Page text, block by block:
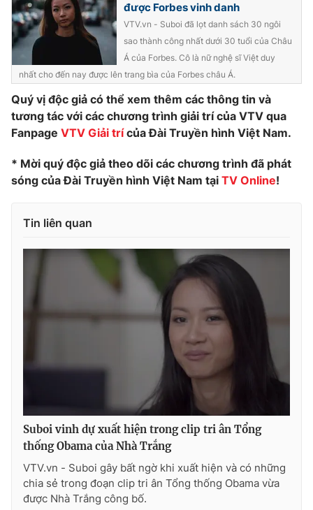
VTV Sức khoẻ Bất động sản
Thị trường 24h Tấm lòng Việt
VTV4 Vươn mình bằng AI
Liên hệ tòa soạn English
Cơ quan chủ quản:Đài Truyền hình Việt Nam
Thời báo VTV
Giấy phép hoạt động báo in và báo điện tử số 483/GP-BTTTT
cấp ngày 29/12/2023
Tổng Biên tập:Vũ Thanh Thủy
Phó Tổng Biên tập: Nguyễn Thị Mỹ Hạnh, Phạm Quốc Thắng,
Nguyễn Trọng Ninh
Tổng đài VTV:024.38 355 931 - 024.38 355 932
được Forbes vinh danh
VTV.vn - Suboi đã lọt danh sách 30 ngôi
sao thành công nhất dưới 30 tuổi của Châu
Á của Forbes. Cô là nữ nghệ sĩ Việt duy
nhất cho đến nay được lên trang bìa của Forbes châu Á.
Quý vị độc giả có thể xem thêm các thông tin và
tương tác với các chương trình giải trí của VTV qua
Fanpage VTV Giải trícủa Đài Truyền hình Việt Nam.
* Mời quý độc giả theo dõi các chương trình đã phát
sóng của Đài Truyền hình Việt Nam tại TV Online!
Tin liên quan
Suboi vinh dự xuất hiện trong clip tri ân Tổng
thống Obama của Nhà Trắng
VTV.vn - Suboi gây bất ngờ khi xuất hiện và có những
chia sẻ trong đoạn clip tri ân Tổng thống Obama vừa
được Nhà Trắng công bố.